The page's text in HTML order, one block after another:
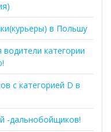
в Польшу
категории
с категорией D в
-дальнобойщиков!